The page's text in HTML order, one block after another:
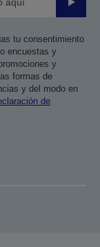
Enviar
tu consentimiento
encuestas y
y
formas de
y del modo en
de